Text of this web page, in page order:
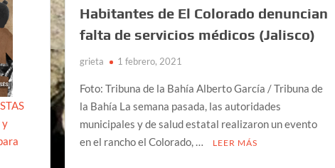
Habitantes de El Colorado denuncian
falta de servicios médicos (Jalisco)
grieta 1 febrero, 2021
Foto: Tribuna de la Bahía Alberto García / Tribuna de
la Bahía La semana pasada, las autoridades
municipales y de salud estatal realizaron un evento
en el rancho el Colorado, …
LEER MÁS
y